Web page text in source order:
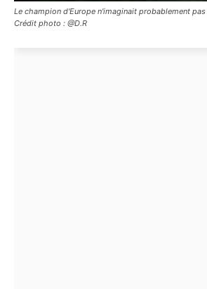
Le champion d'Europe n'imaginait probablement
Crédit photo : @D.R